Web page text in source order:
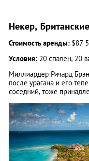
Некер,
Стоимость аренды: $87
Условия: 20 спален, 20
Миллиардер Ричард
после урагана и его
соседний, тоже